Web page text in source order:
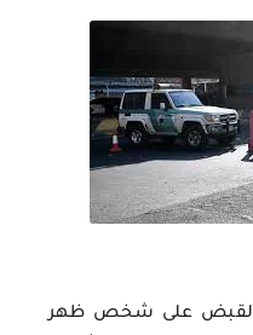
القبض على شخص ظهر